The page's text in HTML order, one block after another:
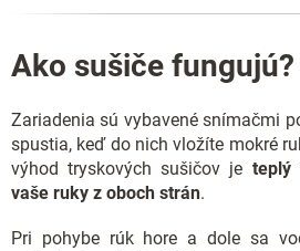
s
Ako sušiče fungujú?
Zariadenia sú vybavené snímačmi
spustia, keď do nich vložíte mokré
výhod tryskových sušičov je teplý
vaše ruky z oboch strán.
Pri pohybe rúk hore a dole sa